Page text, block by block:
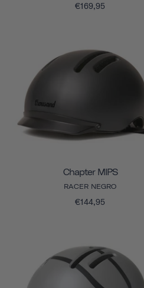
€169,95
Chapter MIPS
RACER NEGRO
€144,95